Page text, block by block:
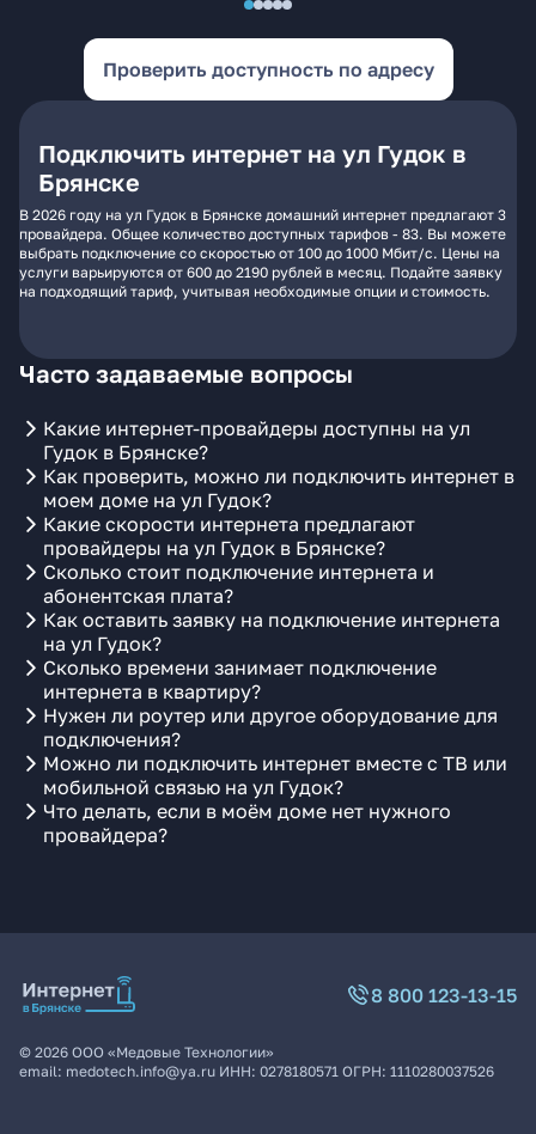
Проверить доступность по адресу
Подключить интернет на ул Гудок в
Брянске
В 2026 году на ул Гудок в Брянске домашний интернет предлагают 3
провайдера. Общее количество доступных тарифов - 83. Вы можете
выбрать подключение со скоростью от 100 до 1000 Мбит/с. Цены на
услуги варьируются от 600 до 2190 рублей в месяц. Подайте заявку
на подходящий тариф, учитывая необходимые опции и стоимость.
Часто задаваемые вопросы
Какие интернет-провайдеры доступны на ул
Гудок в Брянске?
Как проверить, можно ли подключить интернет в
моем доме на ул Гудок?
Какие скорости интернета предлагают
провайдеры на ул Гудок в Брянске?
Сколько стоит подключение интернета и
абонентская плата?
Как оставить заявку на подключение интернета
на ул Гудок?
Сколько времени занимает подключение
интернета в квартиру?
Нужен ли роутер или другое оборудование для
подключения?
Можно ли подключить интернет вместе с ТВ или
мобильной связью на ул Гудок?
Что делать, если в моём доме нет нужного
провайдера?
8 800 123-13-15
© 2026 ООО «Медовые Технологии»
email: medotech.info@ya.ru ИНН: 0278180571 ОГРН: 1110280037526